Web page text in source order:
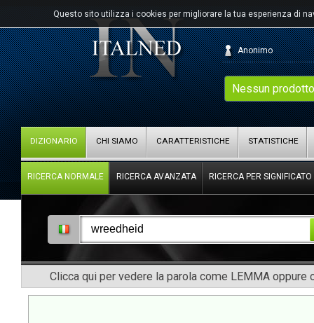
Questo sito utilizza i cookies per migliorare la tua esperienza di
Nessun
Anonimo
DIZIONARIO CHI SIAMO CARATTERISTICHE STATISTICHE
RICERCA NORMALE RICERCA AVANZATA RICERCA PER SIGNIFICATO
Clicca qui per vedere la parola come LEMMA oppure